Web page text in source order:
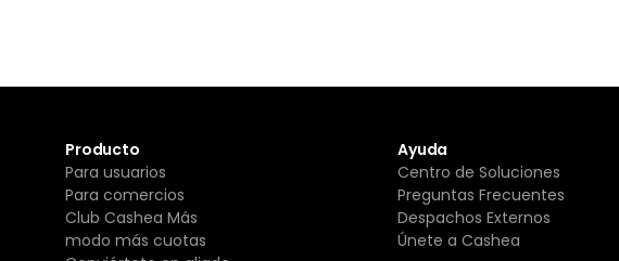
Producto
Para usuarios
Para comercios
Club Cashea Más
modo más cuotas
Ayuda
Centro de Soluciones
Preguntas Frecuentes
Despachos Externos
Únete a Cashea